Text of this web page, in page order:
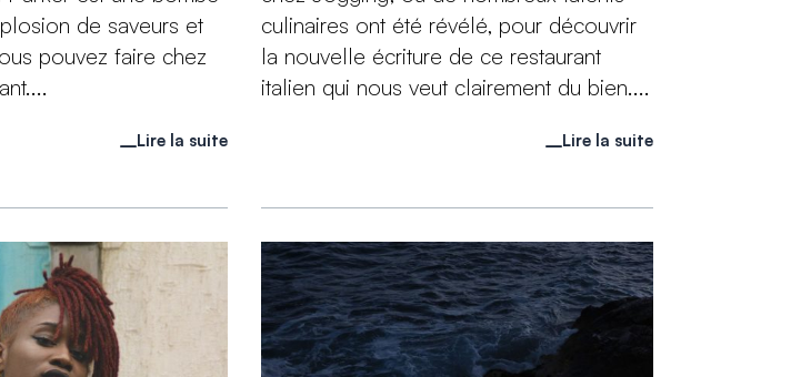
de saveurs et
pouvez faire chez
Lire la suite
culinaires ont été révélé, pour découvrir
la nouvelle écriture de ce restaurant
italien qui nous veut clairement du bien....
Lire la suite